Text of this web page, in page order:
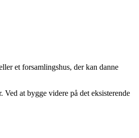
et forsamlingshus, der kan danne
at bygge videre på det eksisterende